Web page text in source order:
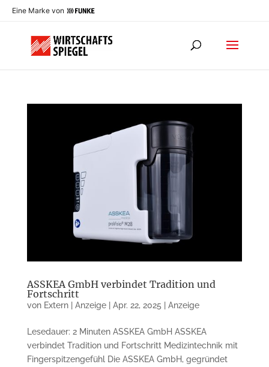
Eine Marke von
ASSKEA GmbH verbindet Tradition und
Fortschritt
von Extern | Anzeige| Apr. 22, 2025 Anzeige
Lesedauer: 2 Minuten ASSKEA GmbH ASSKEA
verbindet Tradition und Fortschritt Medizintechnik mit
Fingerspitzengefühl Die ASSKEA GmbH, gegründet